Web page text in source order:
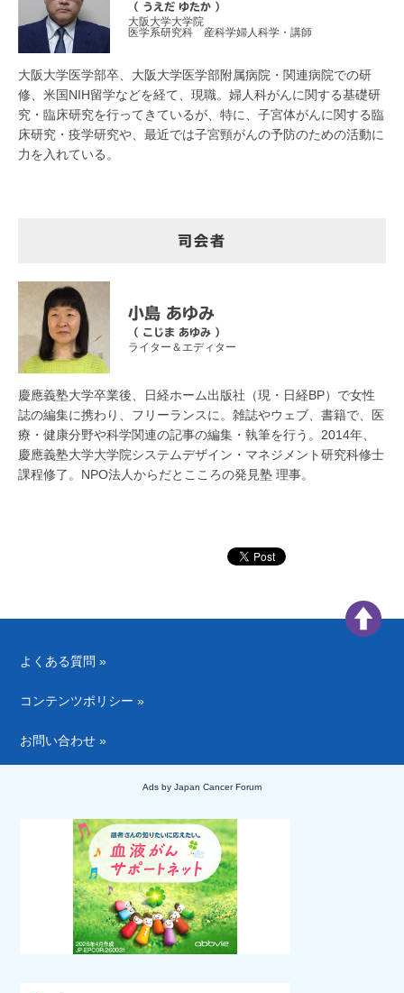
（ うえだ ゆたか ）
大阪大学大学院
医学系研究科 産科学婦人科学・講師
大阪大学医学部卒、大阪大学医学部附属病院・関連病院での研
修、米国NIH留学などを経て、現職。婦人科がんに関する基礎研
究・臨床研究を行ってきているが、特に、子宮体がんに関する臨
床研究・疫学研究や、最近では子宮頸がんの予防のための活動に
力を入れている。
司会者
小島 あゆみ
（ こじま あゆみ ）
ライター＆エディター
慶應義塾大学卒業後、日経ホーム出版社（現・日経BP）で女性
誌の編集に携わり、フリーランスに。雑誌やウェブ、書籍で、医
療・健康分野や科学関連の記事の編集・執筆を行う。2014年、
慶應義塾大学大学院システムデザイン・マネジメント研究科修士
課程修了。NPO法人からだとこころの発見塾 理事。
よくある質問 »
コンテンツポリシー »
お問い合わせ »
Ads by Japan Cancer Forum